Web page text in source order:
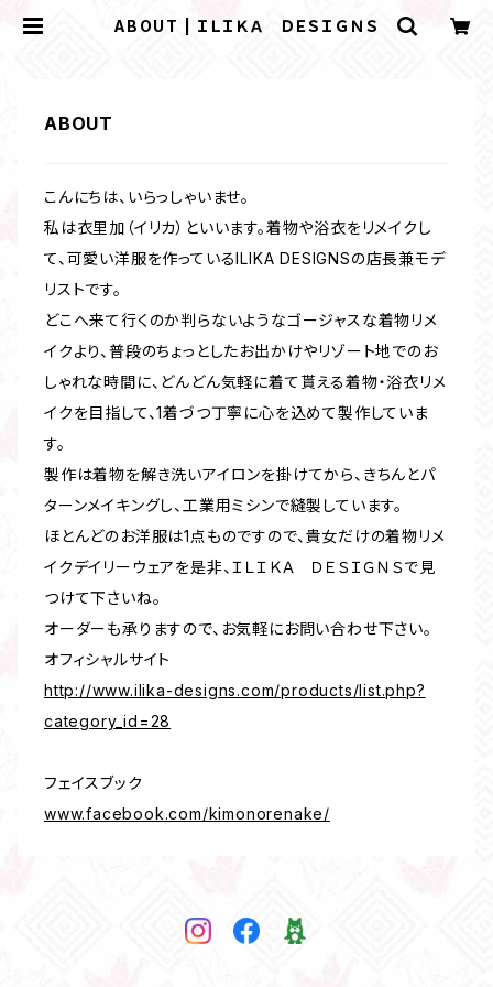
ABOUT | ＩＬＩＫＡ ＤＥＳＩＧＮＳ
ABOUT
こんにちは、いらっしゃいませ。
私は衣里加（イリカ）といいます。着物や浴衣をリメイクし
て、可愛い洋服を作っているILIKA DESIGNSの店長兼モデ
リストです。
どこへ来て行くのか判らないようなゴージャスな着物リメ
イクより、普段のちょっとしたお出かけやリゾート地でのお
しゃれな時間に、どんどん気軽に着て貰える着物・浴衣リメ
イクを目指して、1着づつ丁寧に心を込めて製作していま
す。
製作は着物を解き洗いアイロンを掛けてから、きちんとパ
ターンメイキングし、工業用ミシンで縫製しています。
ほとんどのお洋服は1点ものですので、貴女だけの着物リメ
イクデイリーウェアを是非、ＩＬＩＫＡ ＤＥＳＩＧＮＳで見
つけて下さいね。
オーダーも承りますので、お気軽にお問い合わせ下さい。
オフィシャルサイト
http://www.ilika-designs.com/products/list.php?
category_id=28
フェイスブック
www.facebook.com/kimonorenake/